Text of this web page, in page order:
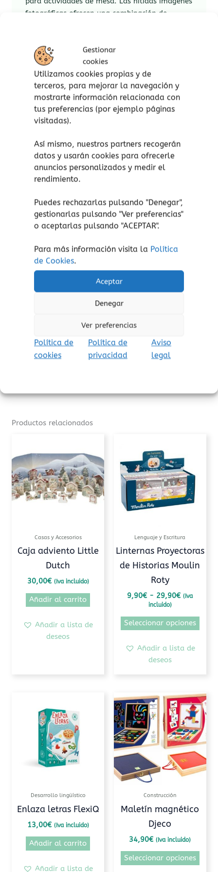
Gestionar
cookies
Utilizamos cookies propias y de
terceros, para mejorar la navegación y
mostrarte información relacionada con
tus preferencias (por ejemplo páginas
visitadas).
Así mismo, nuestros partners recogerán
datos y usarán cookies para ofrecerle
anuncios personalizados y medir el
rendimiento.
Puedes rechazarlas pulsando "Denegar",
gestionarlas pulsando "Ver preferencias"
o aceptarlas pulsando "ACEPTAR".
Para más información visita la Política
de Cookies.
Aceptar
Denegar
Ver preferencias
Política de
cookies
Política de
privacidad
Aviso
legal
fotográficas ofrecen una combinación de
conceptos, como la distinción entre realidad y
fantasía.
Áreas de aprendizaje con los
bloques de
historiasdeTickiT®:
Comunicación y lenguaje: lenguaje
Artes expresivas y diseño: juego
imaginativo.
Desarrollo personal – juego
colaborativo.
Qué incluye el juego:
largo 6 cm x ancho 6 cm x
profundidad 0,6 cm.
Una caja de madera para su
almacenamiento.
No apto para niños menores de 3
años, peligro de asfixia por piezas pequeñas.
Aviso de seguridad:
El embalaje no es un
juguete. Retire el embalaje antes de jugar.
Productos relacionados
Casas y Accesorios
Caja adviento Little
Dutch
30,00€ (Iva incluido)
Añadir al carrito
Añadir a lista de
deseos
Lenguaje y Escritura
Linternas Proyectoras
de Historias Moulin
Roty
9,90€ - 29,90€
desde
9,90€
hasta
29,90€
(Iva
incluido)
Seleccionar opciones
en
la
Añadir a lista de
deseos
Desarrollo lingüístico
Enlaza letras FlexiQ
13,00€ (Iva incluido)
Añadir al carrito
Añadir a lista de
Construcción
Maletín magnético
Djeco
34,90€ (Iva incluido)
Seleccionar opciones
Este
tiene
Las
de